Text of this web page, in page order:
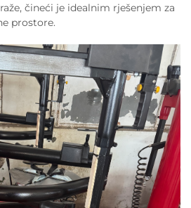
čineći je idealnim rješenjem za
prostore.